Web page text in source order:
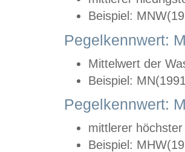
Beispiel:
Pegelkennwert:
Mittelwert der
Beispiel:
Pegelkennwert:
mittlerer
Beispiel: